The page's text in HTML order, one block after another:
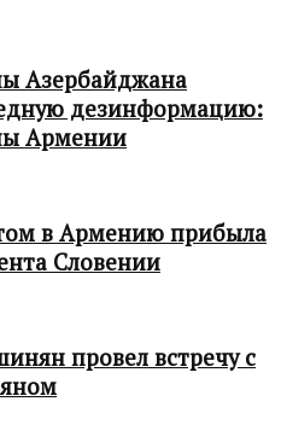
Азербайджана
дезинформацию:
Армении
в Армению прибыла
Словении
провел встречу с